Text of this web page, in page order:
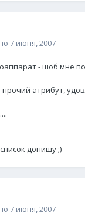
7 июня, 2007
- шоб мне
атрибут,
допишу ;)
7 июня, 2007